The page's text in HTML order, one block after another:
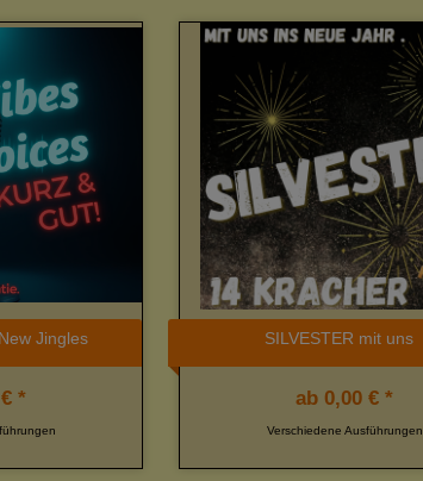
Jingles
*
SILVESTER mit uns
ab 0,00 € *
Verschiedene Ausführungen